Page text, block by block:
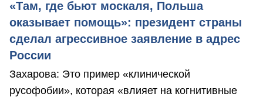
«Там, где бьют москаля, Польша
оказывает помощь»: президент страны
сделал агрессивное заявление в адрес
России
Захарова: Это пример «клинической
русофобии», которая «влияет на когнитивные